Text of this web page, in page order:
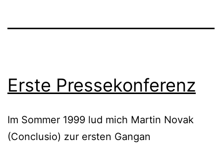
Erste Pressekonferenz
Im Sommer 1999 lud mich Martin Novak
(Conclusio) zur ersten Gangan